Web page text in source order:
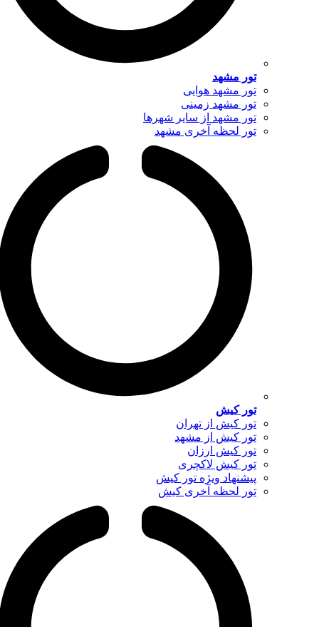
تور مشهد
تور مشهد هوایی
تور مشهد زمینی
تور مشهد از سایر شهرها
تور لحظه آخری مشهد
تور کیش
تور کیش از تهران
تور کیش از مشهد
تور کیش ارزان
تور کیش لاکچری
پیشنهاد ویژه تور کیش
تور لحظه آخری کیش